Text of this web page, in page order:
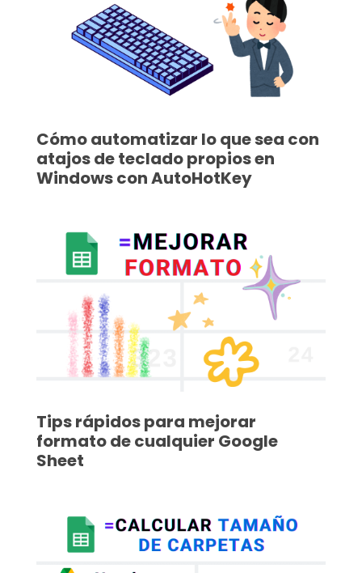
Cómo automatizar lo que sea con
atajos de teclado propios en
Windows con AutoHotKey
Tips rápidos para mejorar
formato de cualquier Google
Sheet